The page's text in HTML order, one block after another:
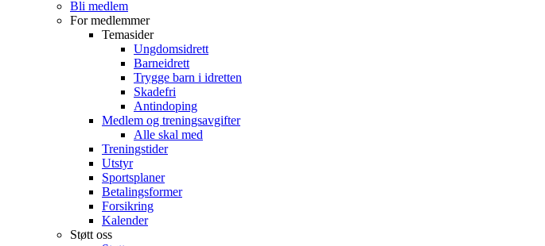
Bli medlem
For medlemmer
Temasider
Ungdomsidrett
Barneidrett
Trygge barn i idretten
Skadefri
Antindoping
Medlem og treningsavgifter
Alle skal med
Treningstider
Utstyr
Sportsplaner
Betalingsformer
Forsikring
Kalender
Støtt oss